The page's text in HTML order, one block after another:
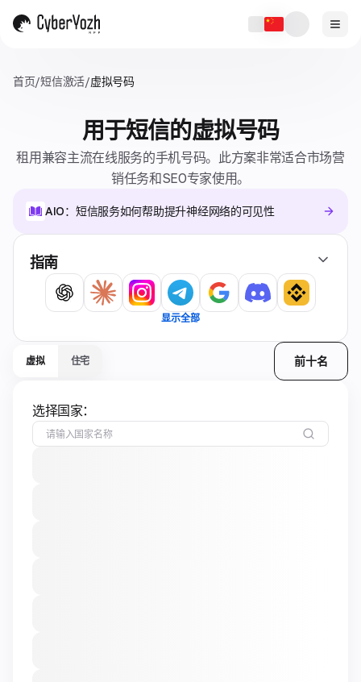
首页/短信激活/虚拟号码
用于短信的虚拟号码
租用兼容主流在线服务的手机号码。此方案非常适合市场营
销任务和SEO专家使用。
AIO：短信服务如何帮助提升神经网络的可见性
指南
显示全部
虚拟 住宅 前十名
选择国家：